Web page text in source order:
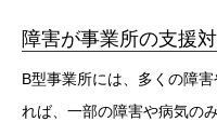
障害が事業所の支援
B型事業所には、多くの障
れば、一部の障害や病気の